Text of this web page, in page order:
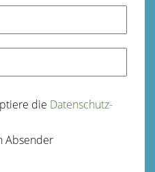
die Datenschutz­
Absender